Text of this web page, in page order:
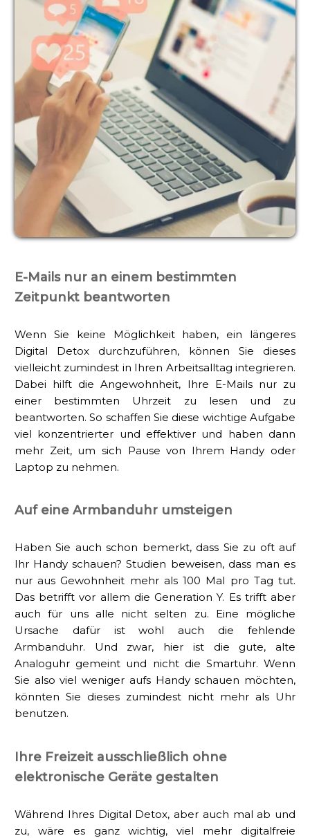
E-Mails nur an einem bestimmten
Zeitpunkt beantworten
Wenn Sie keine Möglichkeit haben, ein längeres
Digital Detox durchzuführen, können Sie dieses
vielleicht zumindest in Ihren Arbeitsalltag integrieren.
Dabei hilft die Angewohnheit, Ihre E-Mails nur zu
einer bestimmten Uhrzeit zu lesen und zu
beantworten. So schaffen Sie diese wichtige Aufgabe
viel konzentrierter und effektiver und haben dann
mehr Zeit, um sich Pause von Ihrem Handy oder
Laptop zu nehmen.
Auf eine Armbanduhr umsteigen
Haben Sie auch schon bemerkt, dass Sie zu oft auf
Ihr Handy schauen? Studien beweisen, dass man es
nur aus Gewohnheit mehr als 100 Mal pro Tag tut.
Das betrifft vor allem die Generation Y. Es trifft aber
auch für uns alle nicht selten zu. Eine mögliche
Ursache dafür ist wohl auch die fehlende
Armbanduhr. Und zwar, hier ist die gute, alte
Analoguhr gemeint und nicht die Smartuhr. Wenn
Sie also viel weniger aufs Handy schauen möchten,
könnten Sie dieses zumindest nicht mehr als Uhr
benutzen.
Ihre Freizeit ausschließlich ohne
elektronische Geräte gestalten
Während Ihres Digital Detox, aber auch mal ab und
zu, wäre es ganz wichtig, viel mehr digitalfreie